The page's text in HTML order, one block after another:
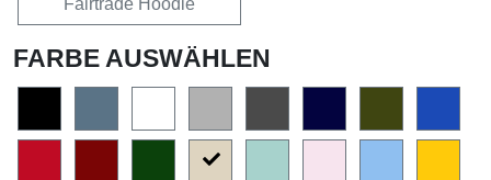
FARBE AUSWÄHLEN